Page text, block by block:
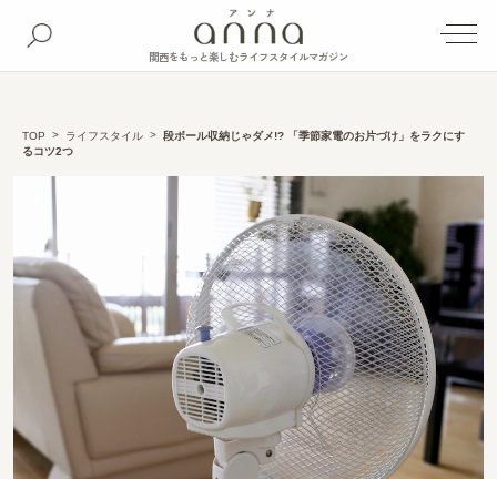
関西をもっと楽しむライフスタイルマガジン
TOP ライフスタイル
段ボール収納じゃダメ!? 「季節家電のお片づけ」をラクにす
るコツ2つ